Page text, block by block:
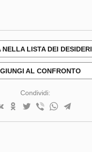
NELLA LISTA DEI DESIDERI
AL CONFRONTO
Condividi: